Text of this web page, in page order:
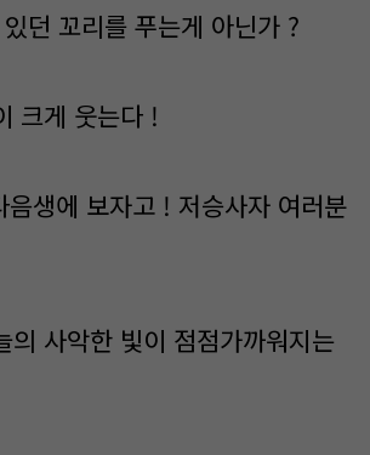
던 꼬리를 푸는게 아닌가 ?
크게 웃는다 !
음생에 보자고 ! 저승사자 여러분
의 사악한 빛이 점점가까워지는